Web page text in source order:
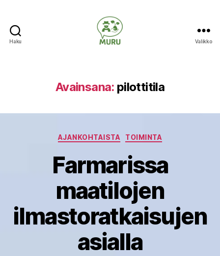
Haku Valikko
Avainsana: pilottitila
Kategoriat
AJANKOHTAISTA TOIMINTA
Farmarissa
maatilojen
ilmastoratkaisujen
asialla